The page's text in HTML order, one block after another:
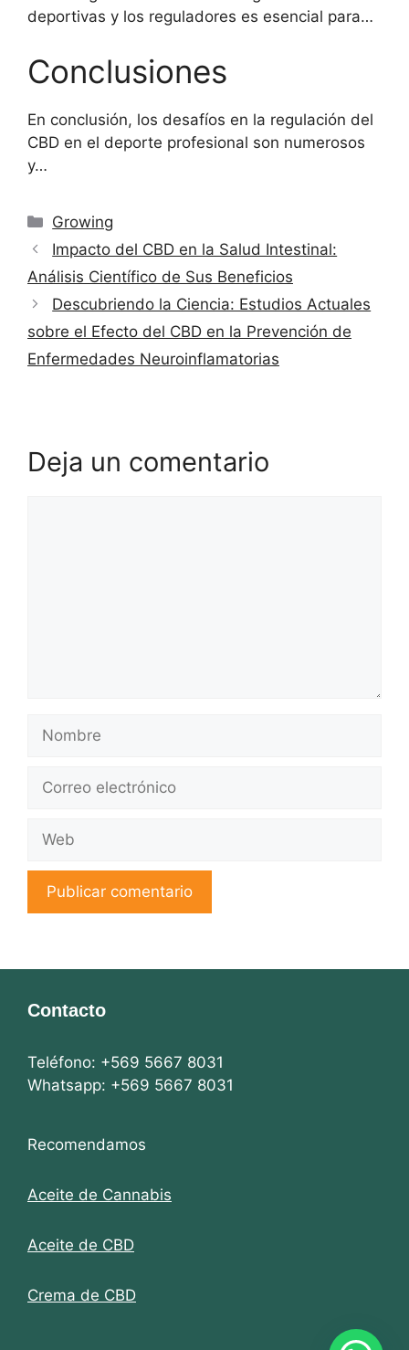
deportivas y los reguladores es esencial para…
Conclusiones
En conclusión, los desafíos en la regulación del
CBD en el deporte profesional son numerosos
y…
Categorías
Growing
Impacto del CBD en la Salud Intestinal:
Análisis Científico de Sus Beneficios
Descubriendo la Ciencia: Estudios Actuales
sobre el Efecto del CBD en la Prevención de
Enfermedades Neuroinflamatorias
Deja un comentario
electrónico
Contacto
Teléfono: +569 5667 8031
Whatsapp: +569 5667 8031
Recomendamos
Aceite de Cannabis
Aceite de CBD
Crema de CBD